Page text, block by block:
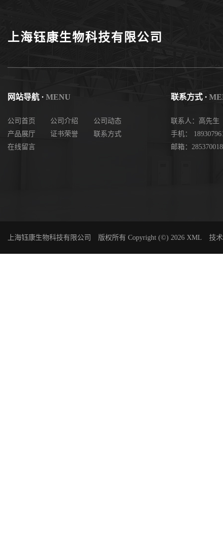
上海钰康生物科技有限公司
网站导航 · MENU
公司首页 公司介绍
公司动态
产品展厅
证书荣誉
联系方式
在线留言
联系方式 ·
联系人：高先生
手机：
邮箱：
上海钰康生物科技有限公司 版权所有 Copyright (©) 2026 XML 技